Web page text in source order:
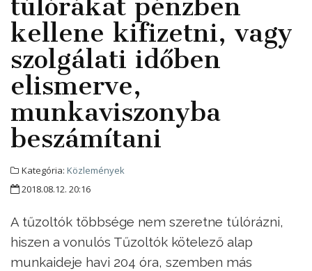
túlórákat pénzben
kellene kifizetni, vagy
szolgálati időben
elismerve,
munkaviszonyba
beszámítani
Kategória: Közlemények
2018.08.12. 20:16
A tűzoltók többsége nem szeretne túlórázni,
hiszen a vonulós Tűzoltók kötelező alap
munkaideje havi 204 óra, szemben más